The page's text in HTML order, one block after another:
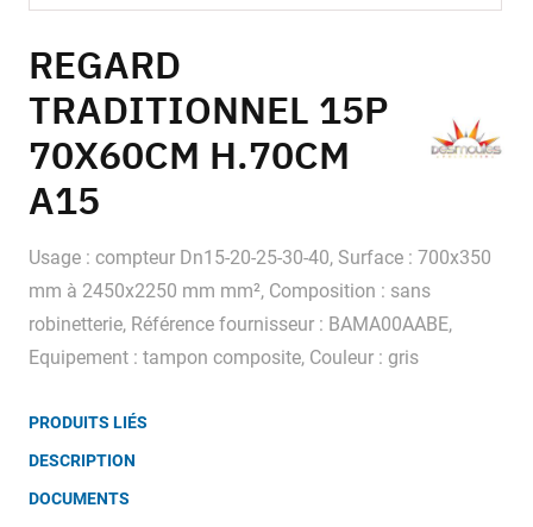
to
the
beginning
of
the
gallery
REGARD
TRADITIONNEL 15P
70X60CM H.70CM
A15
Usage : compteur Dn15-20-25-30-40, Surface : 700x350
mm à 2450x2250 mm mm², Composition : sans
robinetterie, Référence fournisseur : BAMA00AABE,
Equipement : tampon composite, Couleur : gris
PRODUITS LIÉS
DESCRIPTION
DOCUMENTS